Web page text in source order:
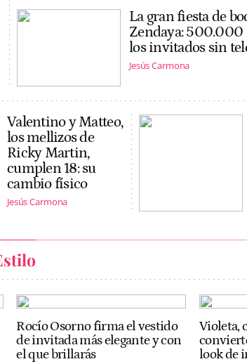
La gran fiesta de
Zendaya: 500.000
los invitados sin
Jesús Carmona
Valentino y Matteo,
los mellizos de
Ricky Martin,
cumplen 18: su
cambio físico
Jesús Carmona
Rocío Osorno firma el vestido
de invitada más elegante y con
el que brillarás
Violeta,
look de